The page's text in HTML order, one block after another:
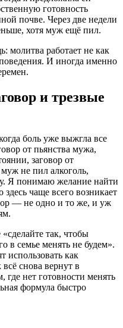
готовность
почве. Через две недели
хотя муж ещё пил.
молитва работает не как
И иногда именно
и трезвые
боль уже выжгла все
от пьянства мужа,
, заговор от
не пил алкоголь,
. Я понимаю желание найти
чаще всего возникает
— не одно и то же, и уж
так, чтобы
в семье менять не будем».
использовать как
снова вернут в
нет готовности менять
формула быстро